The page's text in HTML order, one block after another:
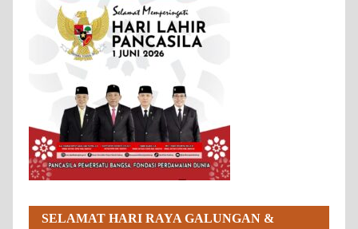
SELAMAT HARI RAYA GALUNGAN &